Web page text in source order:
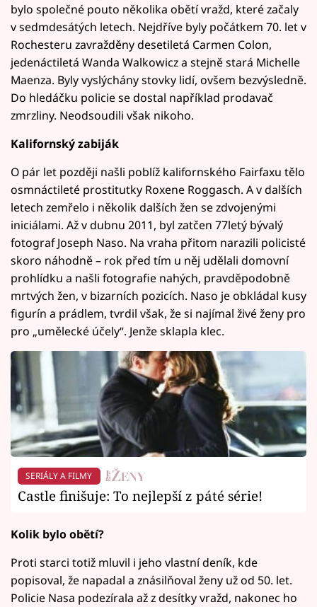
bylo společné pouto několika obětí vražd, které začaly
v sedmdesátých letech. Nejdříve byly počátkem 70. let v
Rochesteru zavražděny desetiletá Carmen Colon,
jedenáctiletá Wanda Walkowicz a stejně stará Michelle
Maenza. Byly vyslýchány stovky lidí, ovšem bezvýsledně.
Do hledáčku policie se dostal například prodavač
zmrzliny. Neodsoudili však nikoho.
Kalifornský zabiják
O pár let později našli poblíž kalifornského Fairfaxu tělo
osmnáctileté prostitutky Roxene Roggasch. A v dalších
letech zemřelo i několik dalších žen se zdvojenými
iniciálami. Až v dubnu 2011, byl zatčen 77letý bývalý
fotograf Joseph Naso. Na vraha přitom narazili policisté
skoro náhodně – rok před tím u něj udělali domovní
prohlídku a našli fotografie nahých, pravděpodobně
mrtvých žen, v bizarních pozicích. Naso je obkládal kusy
figurín a prádlem, tvrdil však, že si najímal živé ženy pro
pro „umělecké účely“. Jenže sklapla klec.
SERIÁLY A FILMY
Castle finišuje: To nejlepší z páté série!
Kolik bylo obětí?
Proti starci totiž mluvil i jeho vlastní deník, kde
popisoval, že napadal a znásilňoval ženy už od 50. let.
Policie Nasa podezírala až z desítky vražd, nakonec ho